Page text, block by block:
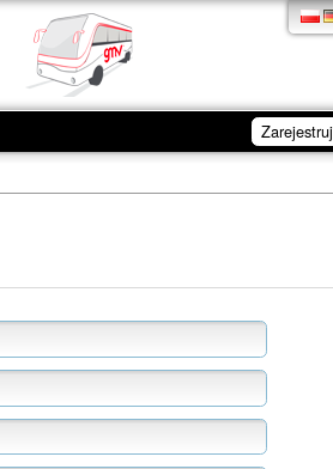
Zarejestruj